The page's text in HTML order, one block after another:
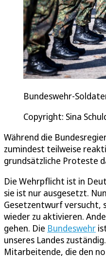
Bundeswehr-
Copyright: Sina
Während die
zumindest teilweise
grundsätzliche Proteste
Die Wehrpflicht ist in
sie ist nur ausgesetzt.
Gesetzentwurf versucht,
wieder zu aktivieren.
gehen. Die Bundeswehr
unseres Landes
Mitarbeitende, die den